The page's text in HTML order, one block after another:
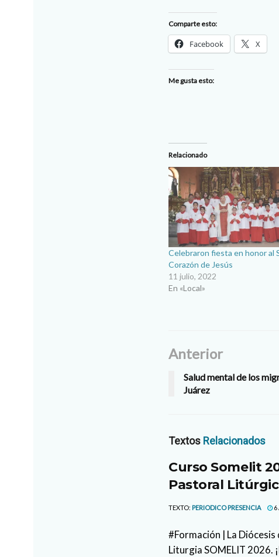
Comparte esto:
Facebook X
Me gusta esto:
Relacionado
Celebraron fiesta en honor al
Corazón de Jesús
11 julio, 2022
En «Local»
Anterior
Salud mental de los
Juárez
Textos Relacionados
Curso Somelit
Pastoral
TEXTO: PERIODICO PRESENCIA 6
#Formación | La
Liturgia SOMELIT 2026.